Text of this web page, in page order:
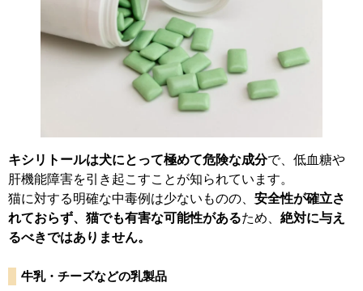
キシリトールは犬にとって極めて危険な成分で、低血糖や
肝機能障害を引き起こすことが知られています。
猫に対する明確な中毒例は少ないものの、 安全性が確立さ
れておらず、猫でも有害な可能性があるため、 絶対に与え
るべきではありません。
牛乳・チーズなどの乳製品